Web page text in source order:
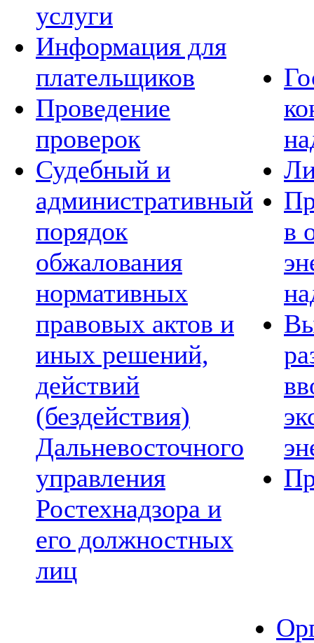
услуги
Информация для
плательщиков
Проведение
проверок
Судебный и
административный
порядок
обжалования
нормативных
правовых актов и
иных решений,
действий
(бездействия)
Дальневосточного
управления
Ростехнадзора и
его должностных
лиц
в